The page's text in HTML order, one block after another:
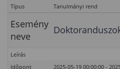
Típus
Tanulmányi rend
Esemény
neve
Leírás
Időpont
2025-05-19 00:00:00 -